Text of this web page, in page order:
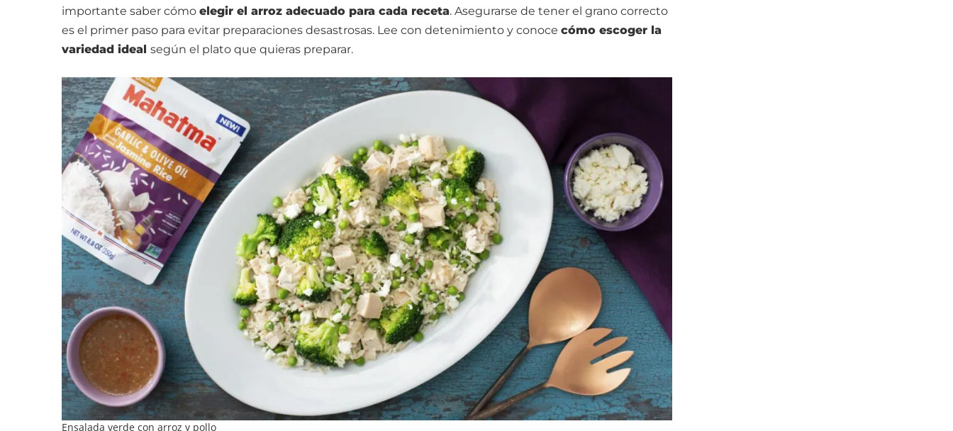
importante saber cómo elegir el arroz adecuado para cada receta. Asegurarse de tener el grano correcto
es el primer paso para evitar preparaciones desastrosas. Lee con detenimiento y conoce cómo escoger la
variedad ideal según el plato que quieras preparar.
Ensalada verde con arroz y pollo